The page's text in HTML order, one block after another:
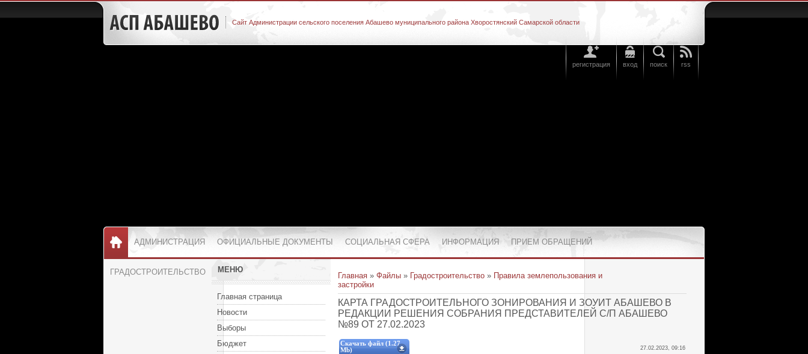
Сайт Администрации сельского поселения Абашево муниципального района Хворостянский Самарской области
регистрация вход поиск rss
АДМИНИСТРАЦИЯ ОФИЦИАЛЬНЫЕ ДОКУМЕНТЫ СОЦИАЛЬНАЯ СФЕРА ИНФОРМАЦИЯ ПРИЕМ ОБРАЩЕНИЙ
ГРАДОСТРОИТЕЛЬСТВО МЕНЮ
Главная страница
Новости
Выборы
Бюджет
Главная » Файлы » Градостроительство » Правила землепользования и
застройки
КАРТА ГРАДОСТРОИТЕЛЬНОГО ЗОНИРОВАНИЯ И ЗОУИТ АБАШЕВО В
РЕДАКЦИИ РЕШЕНИЯ СОБРАНИЯ ПРЕДСТАВИТЕЛЕЙ С/П АБАШЕВО
№89 ОТ 27.02.2023
Скачать файл (1.27
Mb)
27.02.2023, 09:16